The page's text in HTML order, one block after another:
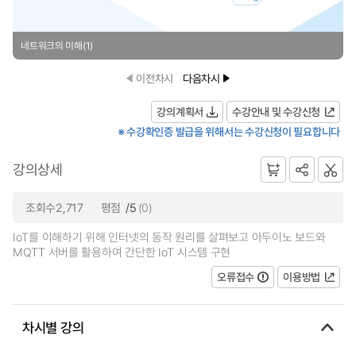
네트워크의 이해(1)
이전차시 다음차시
강의계획서
수강안내 및 수강신청
※ 수강확인증 발급을 위해서는 수강신청이 필요합니다
강의상세
조회수2,717 평점 /5 (0)
IoT를 이해하기 위해 인터넷의 동작 원리를 살펴보고 아두이노 보드와
MQTT 서버를 활용하여 간단한 IoT 시스템 구현
오류접수
이용방법
차시별 강의